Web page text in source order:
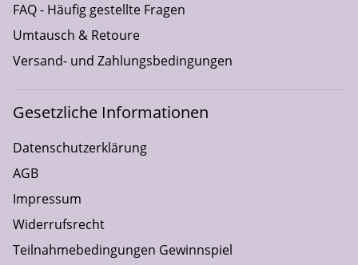
FAQ - Häufig gestellte Fragen
Umtausch & Retoure
Versand- und Zahlungsbedingungen
Gesetzliche Informationen
Datenschutzerklärung
AGB
Impressum
Widerrufsrecht
Teilnahmebedingungen Gewinnspiel